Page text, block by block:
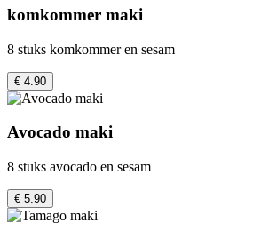
komkommer maki
8 stuks komkommer en sesam
€ 4.90
Avocado maki
8 stuks avocado en sesam
€ 5.90